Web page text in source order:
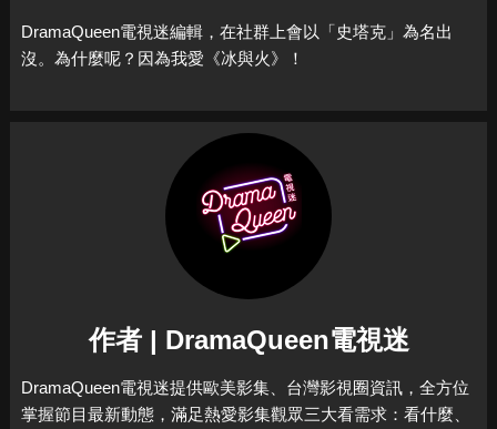
DramaQueen電視迷編輯，在社群上會以「史塔克」為名出
沒。為什麼呢？因為我愛《冰與火》！
作者 | DramaQueen電視迷
DramaQueen電視迷提供歐美影集、台灣影視圈資訊，全方位
掌握節目最新動態，滿足熱愛影集觀眾三大看需求：看什麼、